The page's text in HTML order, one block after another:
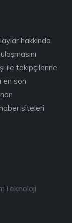
hakkında
ile takipçilerine
en son
siteleri
Teknoloji